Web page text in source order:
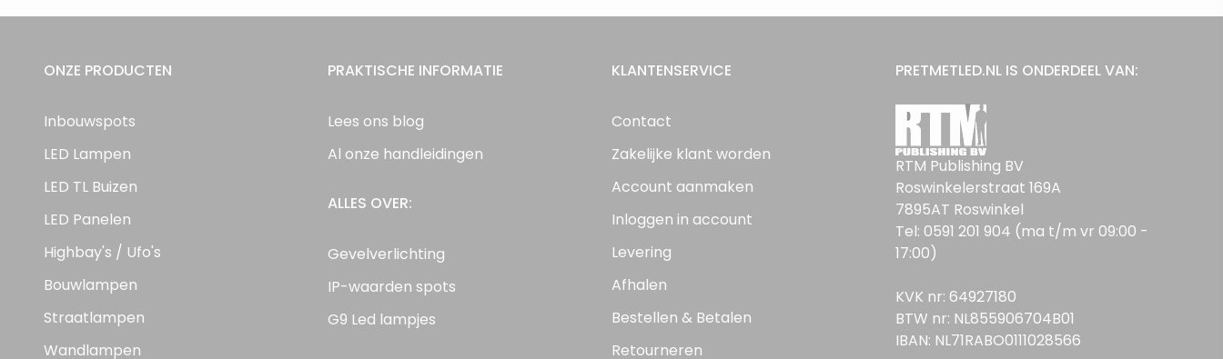
ONZE PRODUCTEN
Inbouwspots
LED Lampen
LED TL Buizen
LED Panelen
Highbay's / Ufo's
Bouwlampen
Straatlampen
Wandlampen
PRAKTISCHE INFORMATIE
Lees ons blog
Al onze handleidingen
ALLES OVER:
Gevelverlichting
IP-waarden spots
G9 Led lampjes
KLANTENSERVICE
Contact
Zakelijke klant worden
Account aanmaken
Inloggen in account
Levering
Afhalen
Bestellen & Betalen
Retourneren
PRETMETLED.NL IS ONDERDEEL VAN:
RTM Publishing BV
Roswinkelerstraat 169A
7895AT Roswinkel
Tel: 0591 201 904 (ma t/m vr 09:00 -
17:00)
KVK nr: 64927180
BTW nr: NL855906704B01
IBAN: NL71RABO0111028566